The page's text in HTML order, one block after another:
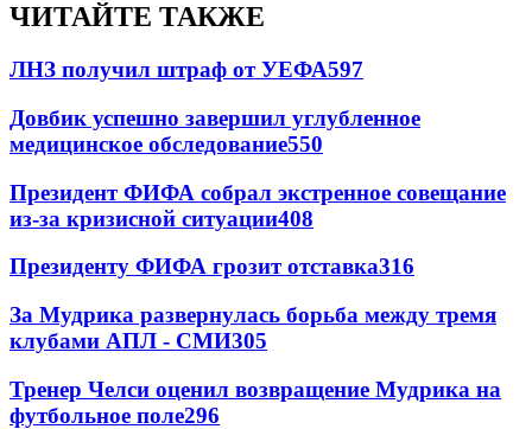
ЧИТАЙТЕ ТАКЖЕ
ЛНЗ получил штраф от УЕФА597
Довбик успешно завершил углубленное
медицинское обследование550
Президент ФИФА собрал экстренное совещание
из-за кризисной ситуации408
Президенту ФИФА грозит отставка316
За Мудрика развернулась борьба между тремя
клубами АПЛ - СМИ305
Тренер Челси оценил возвращение Мудрика на
футбольное поле296